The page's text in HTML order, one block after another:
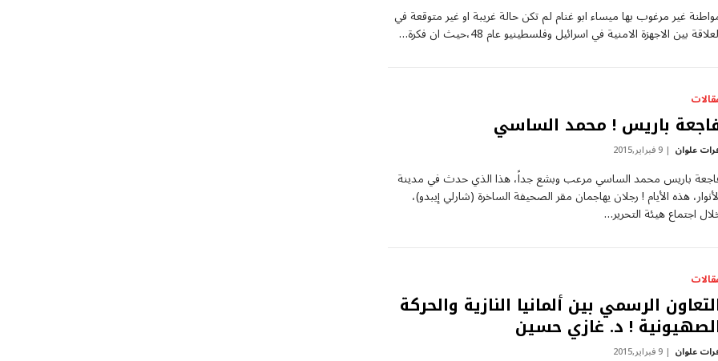
غير مرغوب بها ميساء ابو غنام لم تكن حالة غريبة او غير متوقعة في
بين الاجهزة الامنية في اسرائيل وفلسطينيو عام 48،حيث ان فكرة…
باريس ! محمد الساسي
علوان 9 فبراير,2015
باريس محمد الساسي مرعب وبشع جداً، هذا الذي حدث في مدينة
هذه الأيام ! رجلان يهاجمان مقر الصحيفة الساخرة (شارلي إيبدو)،
اجتماع هيئة التحرير…
الرسمي بين ألمانيا النازية والحركة
! د. غازي حسين
علوان 9 فبراير,2015